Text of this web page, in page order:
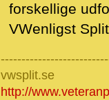
forskellige
VWenligst Split
vwsplit.se
http://